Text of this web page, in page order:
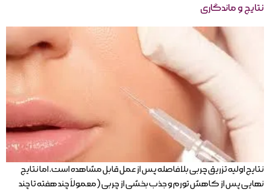
نتایج و ماندگاری
نتایج اولیه تزریق چربی بلافاصله پس از عمل قابل مشاهده است، اما نتایج
نهایی پس از کاهش تورم و جذب بخشی از چربی (معمولاً چند هفته تا چند